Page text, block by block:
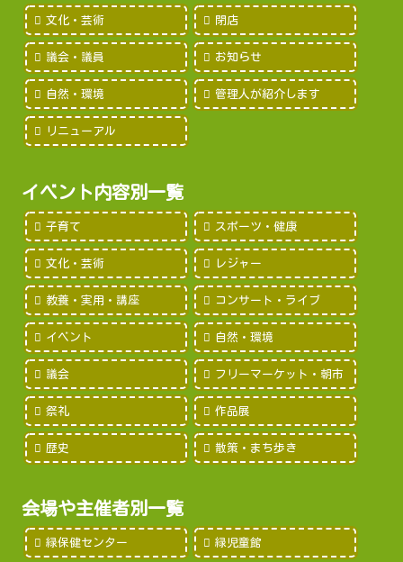
文化・芸術 閉店
議会・議員 お知らせ
自然・環境 管理人が紹介します
リニューアル
イベント内容別一覧
子育て スポーツ・健康
文化・芸術 レジャー
教養・実用・講座 コンサート・ライブ
イベント 自然・環境
議会 フリーマーケット・朝市
祭礼 作品展
歴史 散策・まち歩き
会場や主催者別一覧
緑保健センター 緑児童館